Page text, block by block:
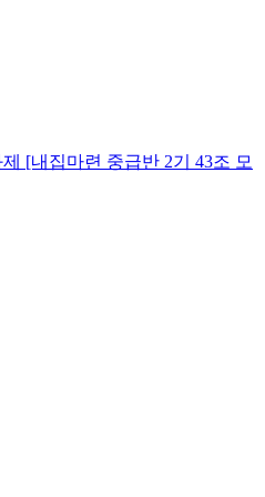
[내집마련 중급반 2기 43조 모